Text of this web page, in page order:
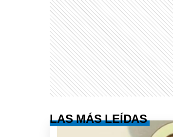
LAS MÁS LEÍDAS